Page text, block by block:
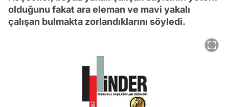
olduğunu fakat ara eleman ve mavi yakalı
çalışan bulmakta zorlandıklarını söyledi.